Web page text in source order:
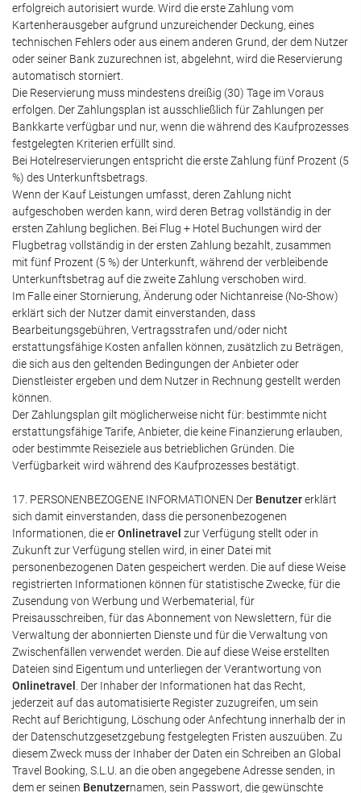
erfolgreich autorisiert wurde. Wird die erste Zahlung vom
Kartenherausgeber aufgrund unzureichender Deckung, eines
technischen Fehlers oder aus einem anderen Grund, der dem Nutzer
oder seiner Bank zuzurechnen ist, abgelehnt, wird die Reservierung
automatisch storniert.
Die Reservierung muss mindestens dreißig (30) Tage im Voraus
erfolgen. Der Zahlungsplan ist ausschließlich für Zahlungen per
Bankkarte verfügbar und nur, wenn die während des Kaufprozesses
festgelegten Kriterien erfüllt sind.
Bei Hotelreservierungen entspricht die erste Zahlung fünf Prozent (5
%) des Unterkunftsbetrags.
Wenn der Kauf Leistungen umfasst, deren Zahlung nicht
aufgeschoben werden kann, wird deren Betrag vollständig in der
ersten Zahlung beglichen. Bei Flug + Hotel Buchungen wird der
Flugbetrag vollständig in der ersten Zahlung bezahlt, zusammen
mit fünf Prozent (5 %) der Unterkunft, während der verbleibende
Unterkunftsbetrag auf die zweite Zahlung verschoben wird.
Im Falle einer Stornierung, Änderung oder Nichtanreise (No-Show)
erklärt sich der Nutzer damit einverstanden, dass
Bearbeitungsgebühren, Vertragsstrafen und/oder nicht
erstattungsfähige Kosten anfallen können, zusätzlich zu Beträgen,
die sich aus den geltenden Bedingungen der Anbieter oder
Dienstleister ergeben und dem Nutzer in Rechnung gestellt werden
können.
Der Zahlungsplan gilt möglicherweise nicht für: bestimmte nicht
erstattungsfähige Tarife, Anbieter, die keine Finanzierung erlauben,
oder bestimmte Reiseziele aus betrieblichen Gründen. Die
Verfügbarkeit wird während des Kaufprozesses bestätigt.
17. PERSONENBEZOGENE INFORMATIONEN Der Benutzererklärt
sich damit einverstanden, dass die personenbezogenen
Informationen, die erOnlinetravel zur Verfügung stellt oder in
Zukunft zur Verfügung stellen wird, in einer Datei mit
personenbezogenen Daten gespeichert werden. Die auf diese Weise
registrierten Informationen können für statistische Zwecke, für die
Zusendung von Werbung und Werbematerial, für
Preisausschreiben, für das Abonnement von Newslettern, für die
Verwaltung der abonnierten Dienste und für die Verwaltung von
Zwischenfällen verwendet werden. Die auf diese Weise erstellten
Dateien sind Eigentum und unterliegen der Verantwortung von
Onlinetravel . Der Inhaber der Informationen hat das Recht,
jederzeit auf das automatisierte Register zuzugreifen, um sein
Recht auf Berichtigung, Löschung oder Anfechtung innerhalb der in
der Datenschutzgesetzgebung festgelegten Fristen auszuüben. Zu
diesem Zweck muss der Inhaber der Daten ein Schreiben an Global
Travel Booking, S.L.U. an die oben angegebene Adresse senden, in
dem er seinen Benutzernamen, sein Passwort, die gewünschte